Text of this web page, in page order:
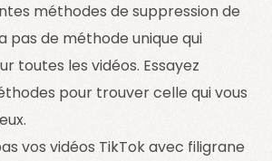
méthodes de suppression de
pas de méthode unique qui
toutes les vidéos. Essayez
pour trouver celle qui vous
vos vidéos TikTok avec filigrane